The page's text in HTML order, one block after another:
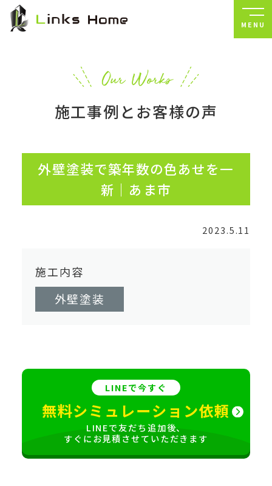
MENU
施工事例とお客様の声
外壁塗装で築年数の色あせを一
新｜あま市
2023.5.11
施工内容
外壁塗装
LINEで今すぐ
無料シミュレーション依頼
LINEで友だち追加後、
すぐにお見積させていただきます